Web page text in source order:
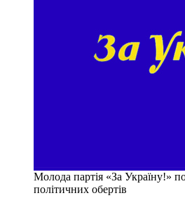
Молода партія «За Україну!»
політичних обертів